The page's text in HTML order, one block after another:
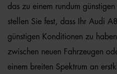
das zu einem rundum
stellen Sie fest, dass Ihr Audi
günstigen Konditionen zu
zwischen neuen Fahrzeugen
einem breiten Spektrum an